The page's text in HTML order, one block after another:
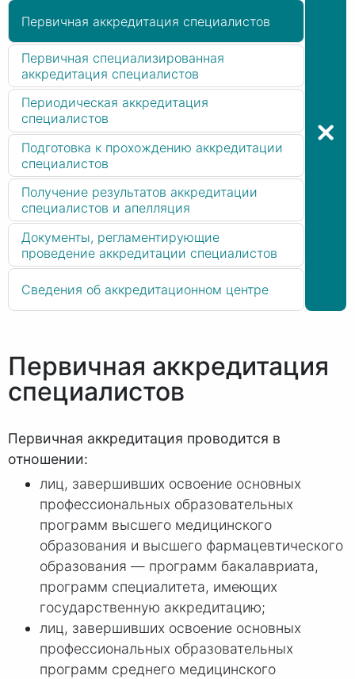
Первичная аккредитация специалистов
Первичная специализированная
аккредитация специалистов
Периодическая аккредитация
специалистов
Подготовка к прохождению аккредитации
специалистов
Получение результатов аккредитации
специалистов и апелляция
Документы, регламентирующие
проведение аккредитации специалистов
Сведения об аккредитационном центре
Первичная аккредитация
специалистов
Первичная аккредитация проводится в
отношении:
лиц, завершивших освоение основных
профессиональных образовательных
программ высшего медицинского
образования и высшего фармацевтического
образования — программ бакалавриата,
программ специалитета, имеющих
государственную аккредитацию;
лиц, завершивших освоение основных
профессиональных образовательных
программ среднего медицинского